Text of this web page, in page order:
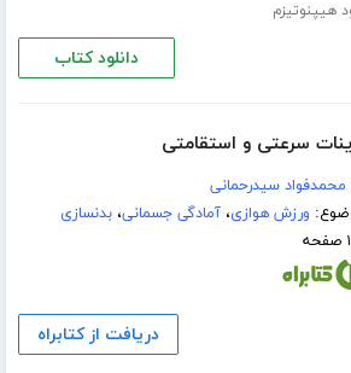
هیپنوتیزم
دانلود کتاب
سرعتی و استقامتی
محمدفواد سیدرحمانی
ورزش هوازی،آمادگی جسمانی،بدنسازی
دریافت از کتابراه